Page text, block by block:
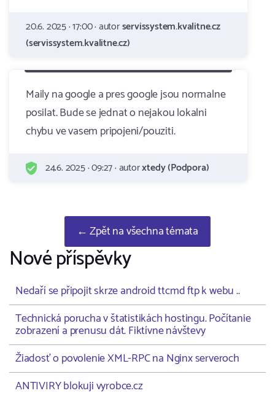
20.6. 2025 · 17:00 · autorservissystem.kvalitne.cz
(servissystem.kvalitne.cz)
Maily na google a pres google jsou normalne
posilat. Bude se jednat o nejakou lokalni
chybu ve vasem pripojeni/pouziti.
24.6. 2025 · 09:27 · autorxtedy (Podpora)
← Zpět na všechna témata
Nové příspěvky
Nedaří se připojit skrze android ttcmd ftp k webu ..
Technická porucha v štatistikách hostingu. Počítanie
zobrazení a prenusu dát. Fiktívne návštevy
Žiadosť o povolenie XML-RPC na Nginx serveroch
ANTIVIRY blokuji vyrobce.cz